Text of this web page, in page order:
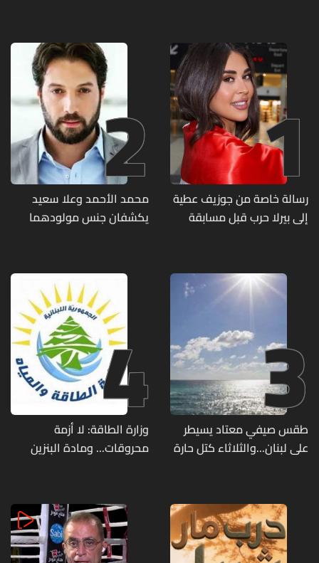
1
رسالة خاصة من جوزيف عطية
إلى بيرلا حرب قبل مسابقة
2
محمد الأحمد وعلا سعيد
يكشفان جنس مولودهما
3
طقس صيفي معتاد يسيطر
على لبنان...والثلاثاء كتل حارة
4
وزارة الطاقة: لا أزمة
محروقات... ومادة البنزين